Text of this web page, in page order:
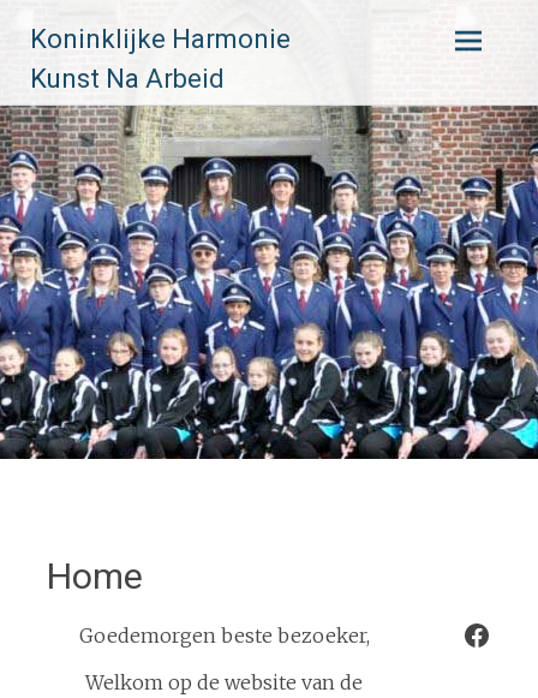
content
Koninklijke Harmonie
Kunst Na Arbeid
Home
Goedemorgen beste bezoeker,
Welkom op de website van de